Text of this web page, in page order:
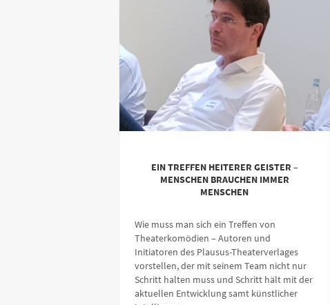
EIN TREFFEN HEITERER GEISTER –
MENSCHEN BRAUCHEN IMMER
MENSCHEN
Wie muss man sich ein Treffen von
Theaterkomödien – Autoren und
Initiatoren des Plausus-Theaterverlages
vorstellen, der mit seinem Team nicht nur
Schritt halten muss und Schritt hält mit der
aktuellen Entwicklung samt künstlicher